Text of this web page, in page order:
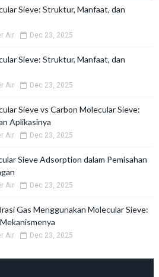
Sieve: Struktur, Manfaat, dan
Air Dec 23, 2025
Sieve: Struktur, Manfaat, dan
Air Dec 23, 2025
Sieve vs Carbon Molecular Sieve:
Aplikasinya
Air Dec 23, 2025
Sieve Adsorption dalam Pemisahan
Air Dec 23, 2025
Gas Menggunakan Molecular Sieve:
Air Dec 23, 2025